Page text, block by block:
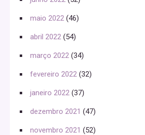
maio 2022 (46)
abril 2022 (54)
março 2022 (34)
fevereiro 2022 (32)
janeiro 2022 (37)
dezembro 2021 (47)
novembro 2021 (52)